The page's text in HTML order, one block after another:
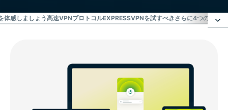
体感しましょう高速VPNプロトコルEXPRESSVPNを試すべきさらに4つの理由
ExpressVPNでより速いストリーム